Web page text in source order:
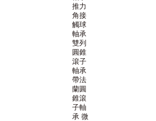
推力
角接
觸球
軸承
雙列
圓錐
滾子
軸承
帶法
蘭圓
錐滾
子軸
承 微